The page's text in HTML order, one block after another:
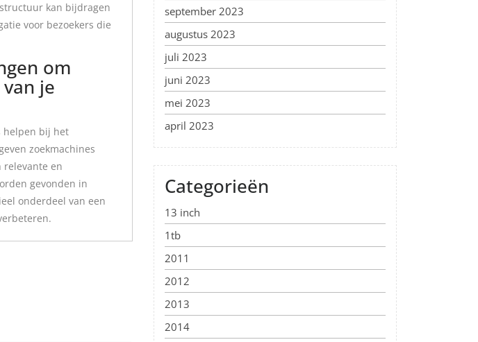
kan bijdragen
voor bezoekers die
om
je
helpen bij het
zoekmachines
relevante en
gevonden in
onderdeel van een
september 2023
augustus 2023
juli 2023
juni 2023
mei 2023
april 2023
Categorieën
13 inch
1tb
2011
2012
2013
2014